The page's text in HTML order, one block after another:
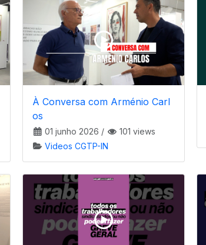
À Conversa com Arménio Carl
os
01 junho 2026 /
101 views
Videos CGTP-IN